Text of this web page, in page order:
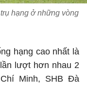
hạng ở những vòng
hạng cao nhất là
lượt hơn nhau 2
Minh, SHB Đà